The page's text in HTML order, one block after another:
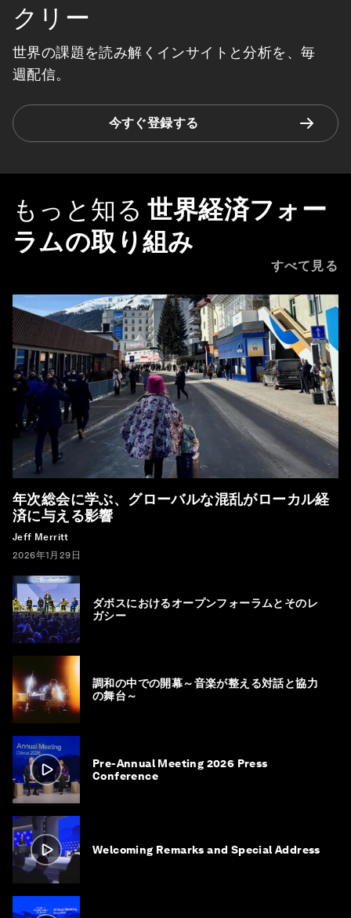
クリー
世界の課題を読み解くインサイトと分析を、毎
週配信。
今すぐ登録する
もっと知る 世界経済フォー
ラムの取り組み
すべて見る
年次総会に学ぶ、グローバルな混乱がローカル経
済に与える影響
Jeff Merritt
2026年1月29日
ダボスにおけるオープンフォーラムとそのレ
ガシー
調和の中での開幕～音楽が整える対話と協力
の舞台～
Pre-Annual Meeting 2026 Press
Conference
Welcoming Remarks and Special Address